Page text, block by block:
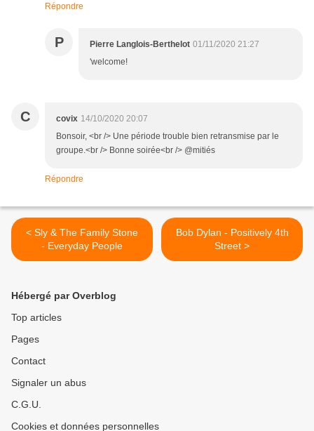
Répondre
P Pierre Langlois-Berthelot 01/11/2020 21:27
'welcome!
C covix 14/10/2020 20:07
Bonsoir, <br /> Une période trouble bien retransmise par le
groupe.<br /> Bonne soirée<br /> @mitiés
Répondre
< Sly & The Family Stone
- Everyday People
Bob Dylan - Positively 4th
Street >
Hébergé par Overblog
Top articles
Pages
Contact
Signaler un abus
C.G.U.
Cookies et données personnelles